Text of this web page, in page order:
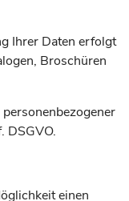
Ihrer Daten erfolgt
Broschüren
DSGVO.
einen